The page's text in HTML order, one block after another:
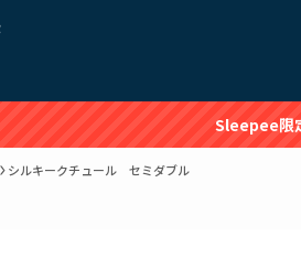
Sleepee限
シルキークチュール セミダブル